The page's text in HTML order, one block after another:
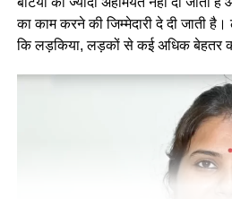
का काम करने की जिम्मेदारी दे दी जाती है।
कि लड़किया, लड़कों से कई अधिक बेहतर